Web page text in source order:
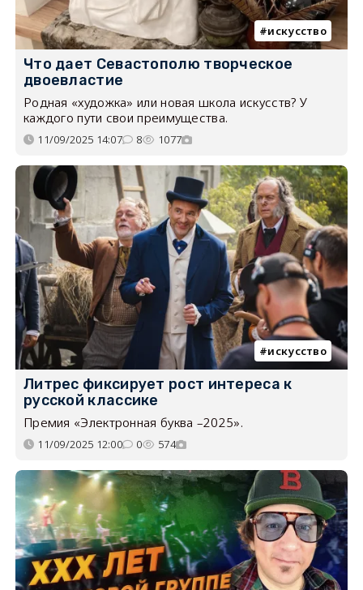
искусство
Что дает Севастополю творческое
двоевластие
Родная «художка» или новая школа искусств? У
каждого пути свои преимущества.
11/09/2025 14:07 8 1077
искусство
Литрес фиксирует рост интереса к
русской классике
Премия «Электронная буква –2025».
11/09/2025 12:00 0 574